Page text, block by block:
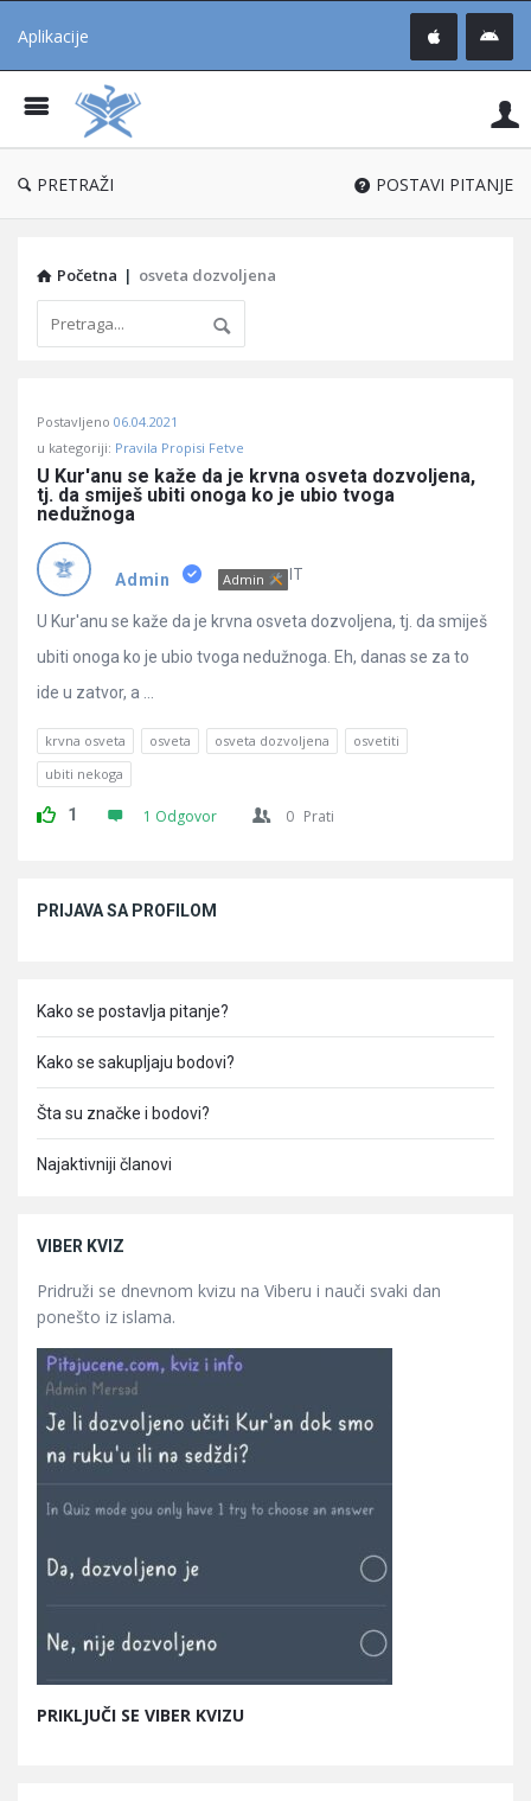
Aplikacije
®
PRETRAŽI POSTAVI PITANJE
Početna | osveta dozvoljena
Učene
Latest
Pitanja
Postavljeno 06.04.2021
u kategoriji: Pravila Propisi Fetve
U Kur'anu se kaže da je krvna osveta dozvoljena,
tj. da smiješ ubiti onoga ko je ubio tvoga
nedužnoga
Admin Admin IT
U Kur'anu se kaže da je krvna osveta dozvoljena, tj. da smiješ
ubiti onoga ko je ubio tvoga nedužnoga. Eh, danas se za to
ide u zatvor, a ...
krvna osveta osveta osveta dozvoljena
osvetiti
ubiti nekoga
1 1 Odgovor 0 Prati
PRIJAVA SA PROFILOM
Kako se postavlja pitanje?
Kako se sakupljaju bodovi?
Šta su značke i bodovi?
Najaktivniji članovi
VIBER KVIZ
Pridruži se dnevnom kvizu na Viberu i nauči svaki dan
ponešto iz islama.
PRIKLJUČI SE VIBER KVIZU